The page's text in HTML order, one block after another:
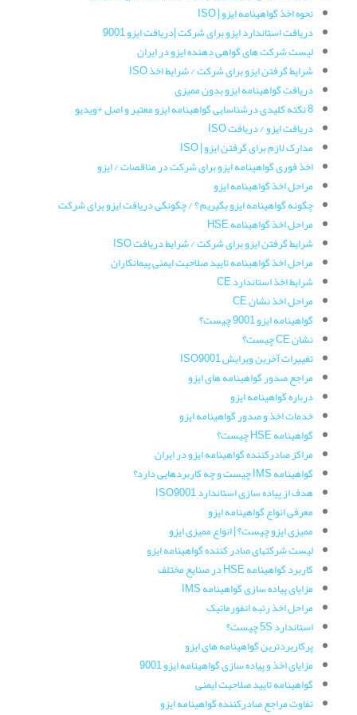
نحوه اخذ گواهینامه ایزو | ISO
دریافت استاندارد ایزو برای شرکت |دریافت ایزو 9001
لیست شرکت های گواهی دهنده ایزو در ایران
شرایط گرفتن ایزو برای شرکت / شرایط اخذ ISO
دریافت گواهینامه ایزو بدون ممیزی
8 نکته کلیدی درشناسایی گواهینامه ایزو معتبر و اصل +ویدیو
دریافت ایزو / دریافت ISO
مدارک لازم برای گرفتن ایزو | ISO
اخذ فوری گواهینامه ایزو برای شرکت در مناقصات / ایزو
مراحل اخذ گواهینامه ایزو
چگونه گواهینامه ایزو بگیریم ؟ / چگونگی دریافت ایزو برای شرکت
مراحل اخذ گواهینامه HSE
شرایط گرفتن ایزو برای شرکت / شرایط دریافت ISO
مراحل اخذ گواهینامه تایید صلاحیت ایمنی پیمانکاران
شرایط اخذ استاندارد CE
مراحل اخذ نشان CE
گواهینامه ایزو 9001 چیست؟
نشان CE چیست؟
تغییرات آخرین ویرایش ISO9001
مراجع صدور گواهینامه های ایزو
درباره گواهینامه ایزو
خدمات اخذ و صدور گواهینامه ایزو
گواهینامه HSE چیست؟
مراکز صادرکننده گواهینامه ایزو در ایران
گواهینامه IMS چیست و چه کاربردهایی دارد؟
هدف از پیاده سازی استاندارد ISO9001
معرفی انواع گواهینامه ایزو
ممیزی ایزو چیست؟ | انواع ممیزی ایزو
لیست شرکتهای صادر کننده گواهینامه ایزو
کاربرد گواهینامه HSE در صنایع مختلف
مزایای پیاده سازی گواهینامه IMS
مراحل اخذ رتبه انفورماتیک
استاندارد 5S چیست؟
پرکاربردترین گواهینامه های ایزو
مزایای اخذ و پیاده سازی گواهینامه ایزو 9001
گواهینامه تایید صلاحیت ایمنی
تفاوت مراجع صادرکننده گواهینامه ایزو